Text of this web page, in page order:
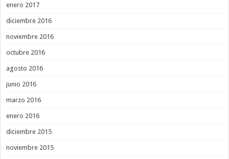
enero 2017
diciembre 2016
noviembre 2016
octubre 2016
agosto 2016
junio 2016
marzo 2016
enero 2016
diciembre 2015
noviembre 2015